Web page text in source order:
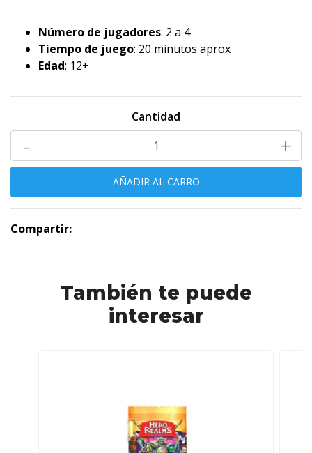
Número de jugadores: 2 a 4
Tiempo de juego: 20 minutos aprox
Edad: 12+
Cantidad
+
-
Compartir:
También te puede
interesar